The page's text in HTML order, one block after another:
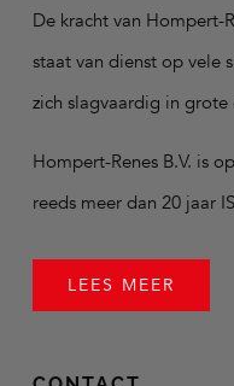
De kracht van Hompert-
staat van dienst op vele
zich slagvaardig in
Hompert-Renes B.V. is
reeds meer dan 20 jaar
LEES MEER